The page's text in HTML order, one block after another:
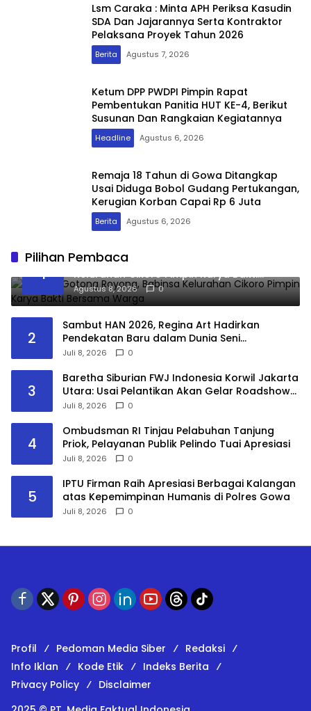
Lsm Caraka : Minta APH Periksa Kasudin
SDA Dan Jajarannya Serta Kontraktor
Pelaksana Proyek Tahun 2026
Berita Agustus 7, 2026
Ketum DPP PWDPI Pimpin Rapat
Pembentukan Panitia HUT KE-4, Berikut
Susunan Dan Rangkaian Kegiatannya
Headline Agustus 6, 2026
Remaja 18 Tahun di Gowa Ditangkap
Usai Diduga Bobol Gudang Pertukangan,
Kerugian Korban Capai Rp 6 Juta
Berita Agustus 6, 2026
Pilihan Pembaca
1
Perkuat Gotong Royong, Babinsa
Kelurahan Cikoro Pimpin Karya Bakti
Bersama Warga
Agustus 8, 2026 0
2
Sambut HAN 2026, Regina Art Hadirkan
Pendekatan Baru dalam Dunia Seni
Pertunjukkan melalui Pementasan Fantasy
Juli 8, 2026 0
3
Baretha Siburian FWJ Indonesia Korwil Jakarta
Utara: Usai Pelantikan Akan Gelar Roadshow
Audiensi ke Seluruh Pemangku Kepentingan
Juli 8, 2026 0
4
Ombudsman RI Tinjau Pelabuhan Tanjung
Priok, Pelayanan Publik Pelindo Tuai Apresiasi
Juli 8, 2026 0
5
IPTU Firman Raih Apresiasi Berbagai Kalangan
atas Kepemimpinan Humanis di Polres Gowa
Juli 8, 2026 0
Profil Pedoman Media Siber
Redaksi
Info Iklan
Kode Etik
Indeks Berita
Privacy Policy
Disclaimer